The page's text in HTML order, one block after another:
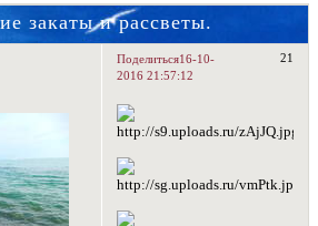
закаты и рассветы.
Поделиться 21
16-10-
2016 21:57:12